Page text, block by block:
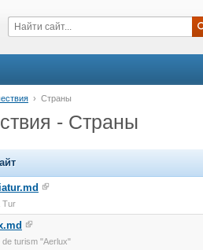
› Страны
- Страны
Tur
de turism "Aerlux"